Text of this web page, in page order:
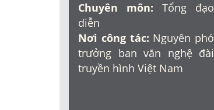
Chuyên môn: Tổng đạo
diễn
Nơi công tác: Nguyên phó
trưởng ban văn nghệ đài
truyền hình Việt Nam